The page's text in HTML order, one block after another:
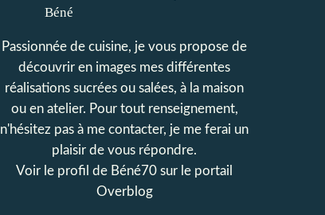
Passionnée de cuisine, je vous propose de
découvrir en images mes différentes
réalisations sucrées ou salées, à la maison
ou en atelier. Pour tout renseignement,
n'hésitez pas à me contacter, je me ferai un
plaisir de vous répondre.
Voir le profil de Béné70 sur le portail
Overblog